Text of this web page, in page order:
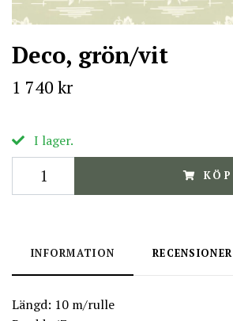
Deco, grön/vit
1 740 kr
I lager.
KÖP
INFORMATION RECENSIONER
Längd: 10 m/rulle